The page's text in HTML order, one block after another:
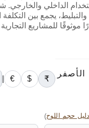
الداخلي والخارجي.
يجمع بين التكلفة
موثوقًا للمشاريع
₹
$
€
دليل حجم اللوح)